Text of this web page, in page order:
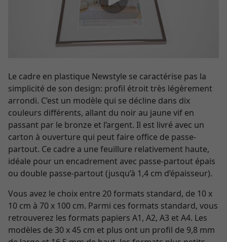
Le cadre en plastique Newstyle se caractérise pas la
simplicité de son design: profil étroit très légèrement
arrondi. C’est un modèle qui se décline dans dix
couleurs différents, allant du noir au jaune vif en
passant par le bronze et l’argent. Il est livré avec un
carton à ouverture qui peut faire office de passe-
partout. Ce cadre a une feuillure relativement haute,
idéale pour un encadrement avec passe-partout épais
ou double passe-partout (jusqu’à 1,4 cm d’épaisseur).
Vous avez le choix entre 20 formats standard, de 10 x
10 cm à 70 x 100 cm. Parmi ces formats standard, vous
retrouverez les formats papiers A1, A2, A3 et A4. Les
modèles de 30 x 45 cm et plus ont un profil de 9,8 mm